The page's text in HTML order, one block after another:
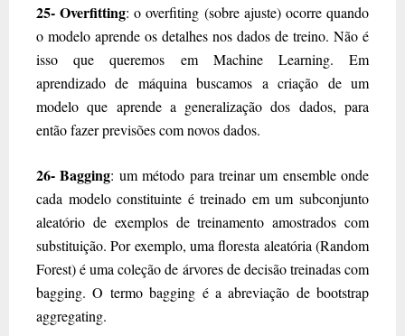
25- Overfitting: o overfiting (sobre ajuste) ocorre quando
o modelo aprende os detalhes nos dados de treino. Não é
isso que queremos em Machine Learning. Em
aprendizado de máquina buscamos a criação de um
modelo que aprende a generalização dos dados, para
então fazer previsões com novos dados.
26- Bagging: um método para treinar um ensemble onde
cada modelo constituinte é treinado em um subconjunto
aleatório de exemplos de treinamento amostrados com
substituição. Por exemplo, uma floresta aleatória (Random
Forest) é uma coleção de árvores de decisão treinadas com
bagging. O termo bagging é a abreviação de bootstrap
aggregating.